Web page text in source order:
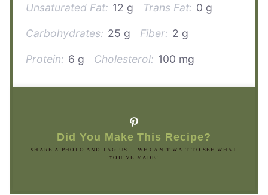
Unsaturated Fat: 12 g Trans Fat: 0 g
Carbohydrates: 25 g Fiber: 2 g
Protein: 6 g Cholesterol: 100 mg
Did You Make This Recipe?
SHARE A PHOTO AND TAG US — WE CAN’T WAIT TO SEE WHAT
YOU’VE MADE!